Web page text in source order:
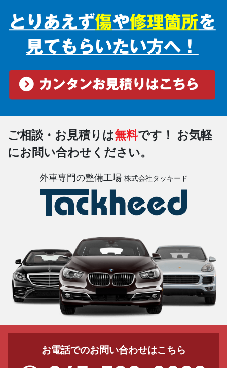
ご相談・お見積りは無料です！
お気軽
にお問い合わせください。
外車専門の整備工場 株式会社タッキード
お電話でのお問い合わせはこちら